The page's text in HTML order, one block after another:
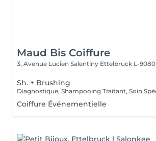
Maud Bis Coiffure
3, Avenue Lucien Salentiny Ettelbruck L-9080
Sh. + Brushing
Coiffure Événementielle